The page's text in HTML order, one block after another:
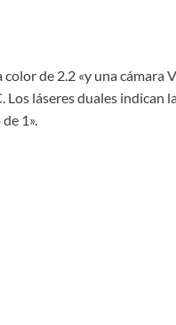
de 2.2 «y una cámara
láseres duales indican
1».